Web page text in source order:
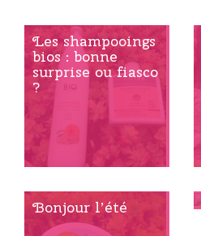
Les shampooings
bios : bonne
surprise ou fiasco
?
Bonjour l’été